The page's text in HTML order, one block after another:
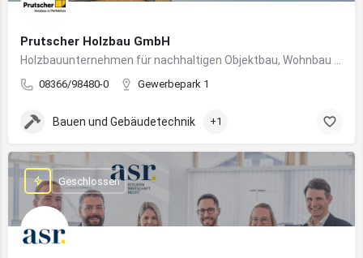
Prutscher Holzbau GmbH
08366/98480-0 Gewerbepark 1
Bauen und Gebäudetechnik +1
Geschlossen